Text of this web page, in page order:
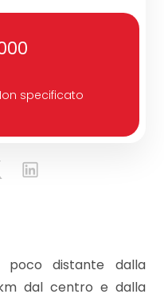
specificato
poco distante dalla
dal centro e dalla